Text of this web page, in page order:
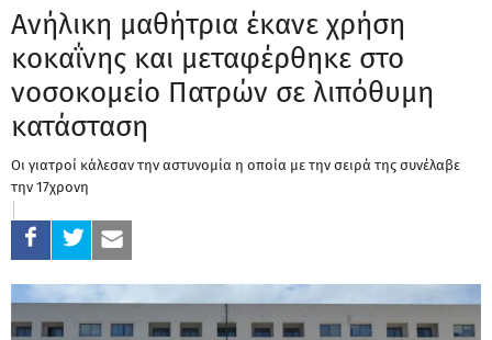
Ανήλικη μαθήτρια έκανε χρήση
κοκαΐνης και μεταφέρθηκε στο
νοσοκομείο Πατρών σε λιπόθυμη
κατάσταση
Οι γιατροί κάλεσαν την αστυνομία η οποία με την σειρά της συνέλαβε
την 17χρονη